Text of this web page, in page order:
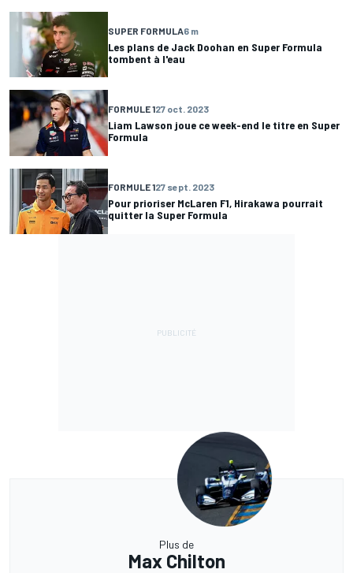
SUPER FORMULA6 m
Les plans de Jack Doohan en Super Formula
tombent à l'eau
FORMULE 127 oct. 2023
Liam Lawson joue ce week-end le titre en Super
Formula
FORMULE 127 sept. 2023
Pour prioriser McLaren F1, Hirakawa pourrait
quitter la Super Formula
Plus de
Max Chilton